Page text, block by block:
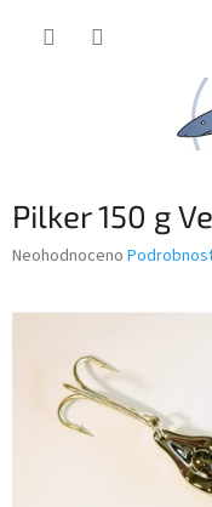
Pilker 150 g
Průměrné
hvězdiček.
Neohodnoceno